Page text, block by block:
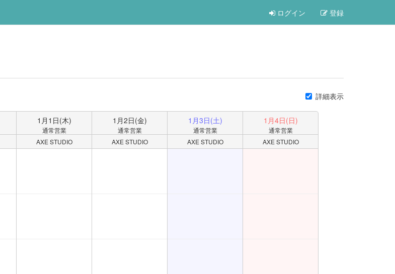
ログイン 登録
詳細表示
1月 1 日(木)
通常営業
AXE STUDIO
1月2日(金)
通常営業
AXE STUDIO
1月3日(土)
通常営業
AXE STUDIO
1月4日(日)
通常営業
AXE STUDIO